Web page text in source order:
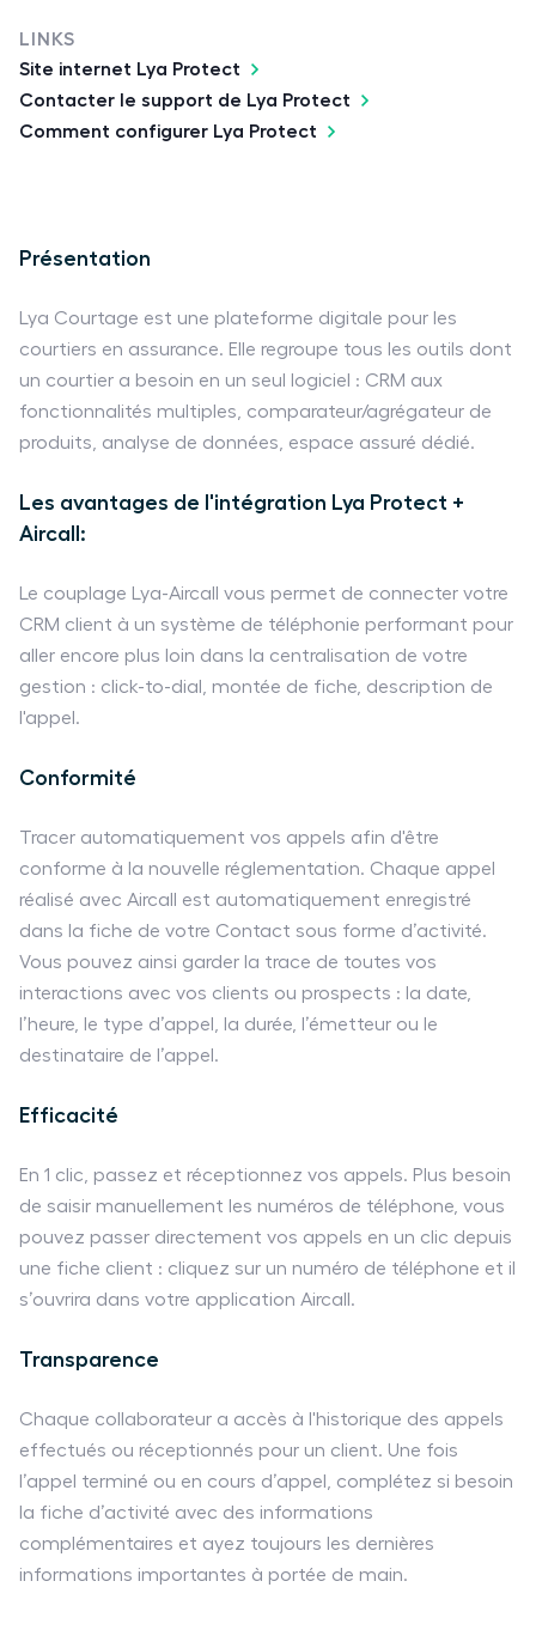
LINKS
Site internet Lya Protect
Contacter le support de Lya Protect
Comment configurer Lya Protect
Présentation
Lya Courtage est une plateforme digitale pour les
courtiers en assurance. Elle regroupe tous les outils dont
un courtier a besoin en un seul logiciel : CRM aux
fonctionnalités multiples, comparateur/agrégateur de
produits, analyse de données, espace assuré dédié.
Les avantages de l'intégration Lya Protect +
Aircall:
Le couplage Lya-Aircall vous permet de connecter votre
CRM client à un système de téléphonie performant pour
aller encore plus loin dans la centralisation de votre
gestion : click-to-dial, montée de fiche, description de
l'appel.
Conformité
Tracer automatiquement vos appels afin d'être
conforme à la nouvelle réglementation. Chaque appel
réalisé avec Aircall est automatiquement enregistré
dans la fiche de votre Contact sous forme d’activité.
Vous pouvez ainsi garder la trace de toutes vos
interactions avec vos clients ou prospects : la date,
l’heure, le type d’appel, la durée, l’émetteur ou le
destinataire de l’appel.
Efficacité
En 1 clic, passez et réceptionnez vos appels. Plus besoin
de saisir manuellement les numéros de téléphone, vous
pouvez passer directement vos appels en un clic depuis
une fiche client : cliquez sur un numéro de téléphone et il
s’ouvrira dans votre application Aircall.
Transparence
Chaque collaborateur a accès à l'historique des appels
effectués ou réceptionnés pour un client. Une fois
l’appel terminé ou en cours d’appel, complétez si besoin
la fiche d’activité avec des informations
complémentaires et ayez toujours les dernières
informations importantes à portée de main.